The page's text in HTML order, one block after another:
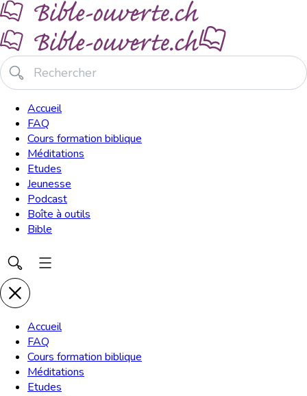
Accueil
FAQ
Cours formation biblique
Méditations
Etudes
Jeunesse
Podcast
Boîte à outils
Bible
Accueil
FAQ
Cours formation biblique
Méditations
Etudes